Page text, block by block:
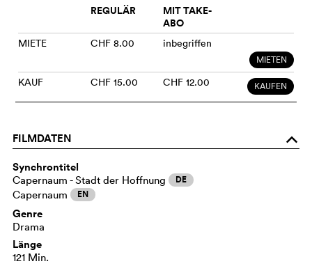
REGULÄR
MIT TAKE-
ABO
MIETE CHF 8.00 inbegriffen
MIETEN
KAUF CHF 15.00 CHF 12.00 KAUFEN
FILMDATEN o
Synchrontitel
Capernaum - Stadt der Hoffnung DE
Capernaum EN
Genre
Drama
Länge
121 Min.